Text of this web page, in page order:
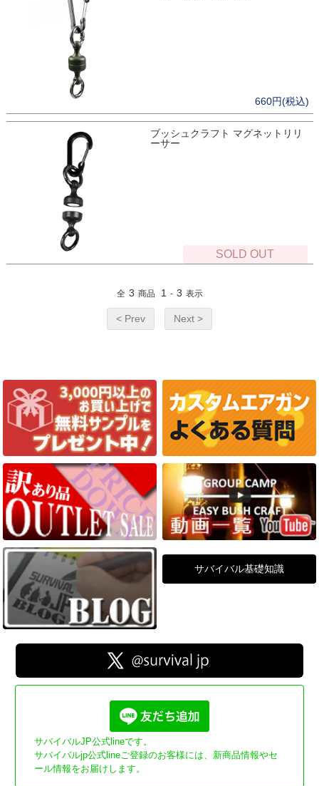
660円(税込)
ブッシュクラフト マグネットリリ
ーサー
SOLD OUT
全 3 商品 1 - 3 表示
< Prev Next >
サバイバル基礎知識
サバイバルJP公式lineです。
サバイバルjp公式lineご登録のお客様には、新商品情報やセ
ール情報をお届けします。